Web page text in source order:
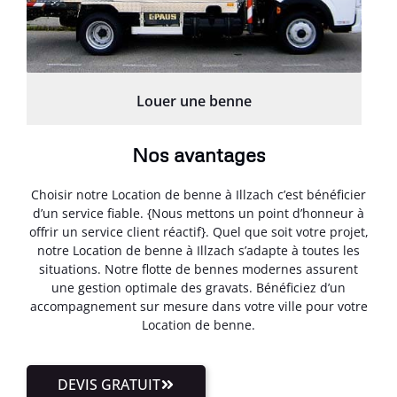
Louer une benne
Nos avantages
Choisir notre Location de benne à Illzach c’est bénéficier
d’un service fiable. {Nous mettons un point d’honneur à
offrir un service client réactif}. Quel que soit votre projet,
notre Location de benne à Illzach s’adapte à toutes les
situations. Notre flotte de bennes modernes assurent
une gestion optimale des gravats. Bénéficiez d’un
accompagnement sur mesure dans votre ville pour votre
Location de benne.
DEVIS GRATUIT